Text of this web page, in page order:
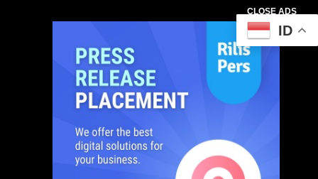
CLOSE ADS
ID